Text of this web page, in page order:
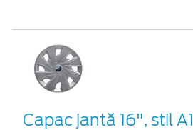
Capac jantă 16", stil A1